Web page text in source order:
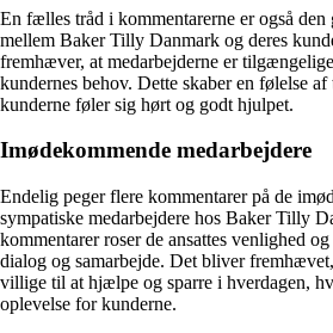
En fælles tråd i kommentarerne er også
mellem Baker Tilly Danmark og deres
fremhæver, at medarbejderne er
kundernes behov. Dette skaber en følelse
kunderne føler sig hørt og godt hjulpet.
Imødekommende medarbejdere
Endelig peger flere kommentarer på de
sympatiske medarbejdere hos Baker Tilly
kommentarer roser de ansattes venlighed
dialog og samarbejde. Det bliver
villige til at hjælpe og sparre i hverdagen,
oplevelse for kunderne.